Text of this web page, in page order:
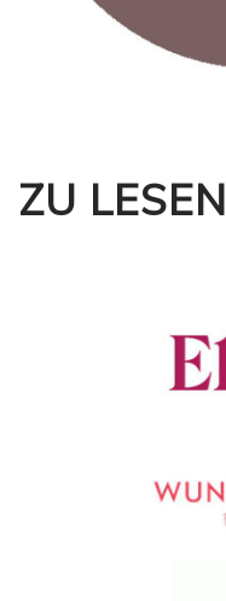
ZU LESEN